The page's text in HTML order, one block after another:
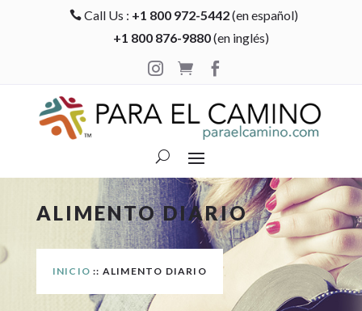
 Call Us : +1 800 972-5442(en español)
+1 800 876-9880(en inglés)

 
ALIMENTO DIARIO
INICIO :: ALIMENTO DIARIO